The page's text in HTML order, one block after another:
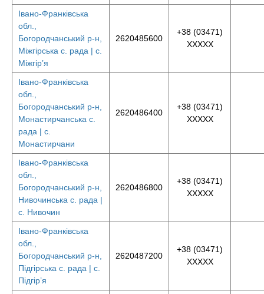
Івано-Франківська
обл.,
Богородчанський р-н,
Міжгірська с. рада | с.
Міжгір’я
2620485600
+38 (03471)
XXXXX
Івано-Франківська
обл.,
Богородчанський р-н,
Монастирчанська с.
рада | с.
Монастирчани
2620486400
+38 (03471)
XXXXX
Івано-Франківська
обл.,
Богородчанський р-н,
Нивочинська с. рада |
с. Нивочин
2620486800
+38 (03471)
XXXXX
Івано-Франківська
обл.,
Богородчанський р-н,
Підгірська с. рада | с.
Підгір’я
2620487200
+38 (03471)
XXXXX